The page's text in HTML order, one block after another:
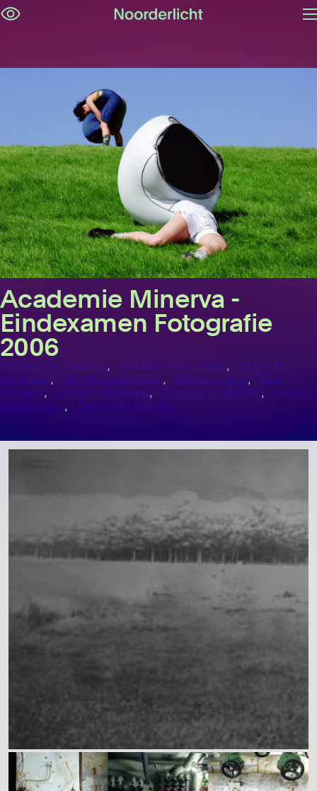
Academie Minerva -
Eindexamen Fotografie
2006
Machteld Dekens , Heleen van Dijk , Albert
Dijkman, Jenne Hoekstra , Wendy Loos ,
Els
Kuiper , Liseth Medema , Tryntsje Nauta ,
Haukur
Oskarsson , Deborah Roffel